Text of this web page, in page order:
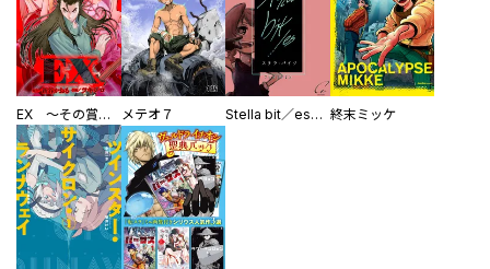
EX ～その賞金稼ぎは、世界の出口を探す～【単行本版】 メテオ７ Stella bit／es【単話版】 終末ミッケ